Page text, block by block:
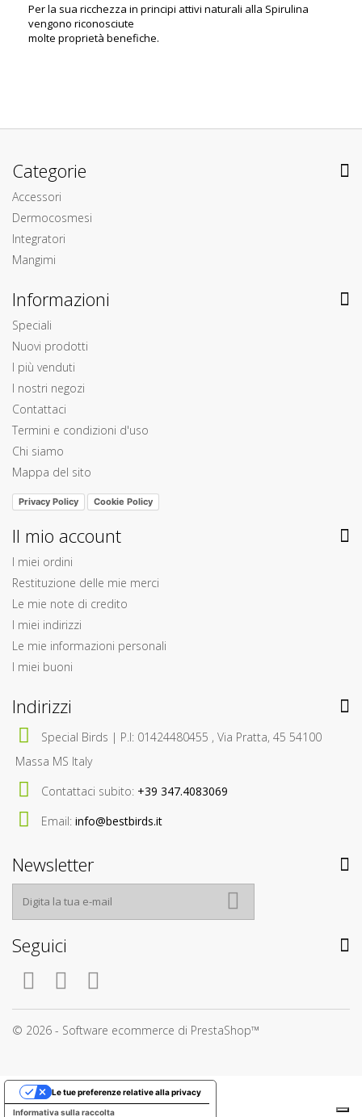
Per la sua ricchezza in principi attivi naturali alla Spirulina
vengono riconosciute
molte proprietà benefiche.
Categorie
Accessori
Dermocosmesi
Integratori
Mangimi
Informazioni
Speciali
Nuovi prodotti
I più venduti
I nostri negozi
Contattaci
Termini e condizioni d'uso
Chi siamo
Mappa del sito
Privacy Policy Cookie Policy
© 2026 - Software ecommerce di PrestaShop™
Il mio account
I miei ordini
Restituzione delle mie merci
Le mie note di credito
I miei indirizzi
Le mie informazioni personali
I miei buoni
Indirizzi
Special Birds | P.I: 01424480455 , Via Pratta, 45 54100
Massa MS Italy
Contattaci subito: +39 347.4083069
Email: info@bestbirds.it
Newsletter
Seguici
Informativa sulla raccolta
Le tue preferenze relative alla privacy